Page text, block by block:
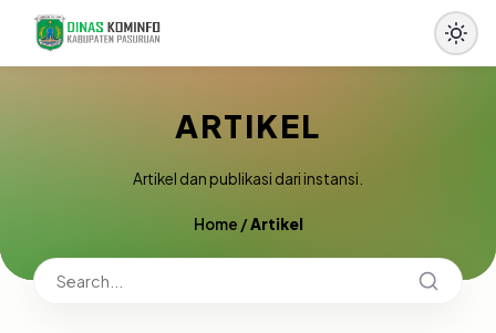
ARTIKEL
Artikel dan publikasi dari instansi.
Home /Artikel